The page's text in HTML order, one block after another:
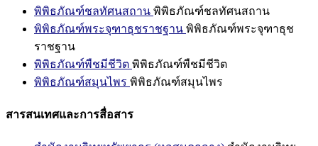
พิพิธภัณฑ์ชลทัศนสถาน พิพิธภัณฑ์ชลทัศนสถาน
พิพิธภัณฑ์พระจุฑาธุชราชฐาน พิพิธภัณฑ์พระจุฑาธุช
ราชฐาน
พิพิธภัณฑ์พืชมีชีวิต พิพิธภัณฑ์พืชมีชีวิต
พิพิธภัณฑ์สมุนไพร พิพิธภัณฑ์สมุนไพร
สารสนเทศและการสื่อสาร